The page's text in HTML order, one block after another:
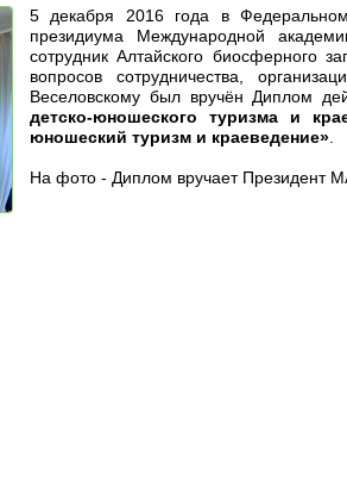
5 декабря 2016 года в Федеральном
президиума Международной
сотрудник Алтайского биосферного
вопросов сотрудничества,
Веселовскому был вручён Диплом
детско-юношеского туризма и
юношеский туризм и краеведение»
На фото - Диплом вручает Президент